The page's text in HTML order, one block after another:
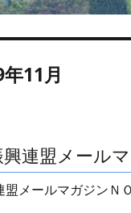
11月
連盟メール
盟メールマガジンＮ